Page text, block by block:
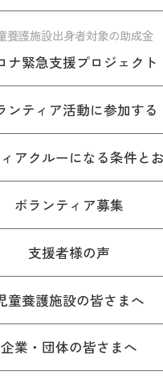
養護施設出身者対象の助成金
ナ緊急支援プロジェクト
ンティア活動に参加する
アクルーになる条件と
ボランティア募集
支援者様の声
童養護施設の皆さまへ
企業・団体の皆さまへ